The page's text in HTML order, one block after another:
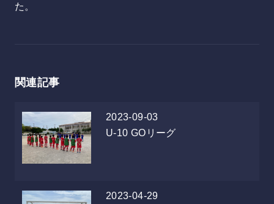
た。
関連記事
2023-09-03
U-10 GOリーグ
2023-04-29